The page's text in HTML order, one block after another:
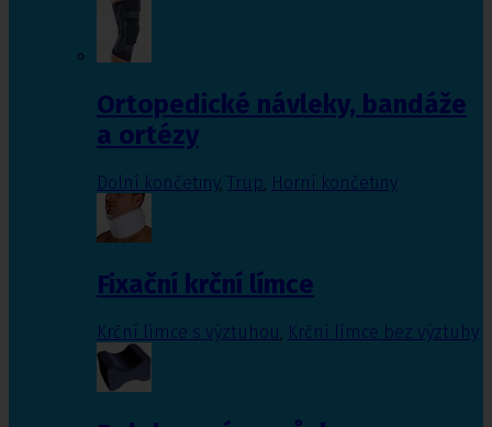
Ortopedické návleky, bandáže
a ortézy
Dolní končetiny, Trup, Horní končetiny
Fixační krční límce
Krční límce s výztuhou Krční límce bez výztuhy